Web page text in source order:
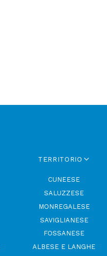
TERRITORIO
CUNEESE
SALUZZESE
MONREGALESE
SAVIGLIANESE
FOSSANESE
ALBESE E LANGHE